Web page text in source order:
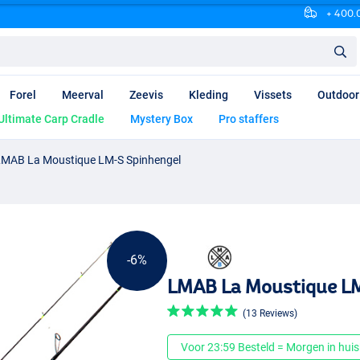
+
Forel Meerval Zeevis Kleding Vissets Outdoor
Carp Cradle Mystery Box Pro staffers
La Moustique LM-S Spinhengel
-6%
LMAB La Moustique
(13 Reviews)
Voor 23:59 Besteld = Morgen in